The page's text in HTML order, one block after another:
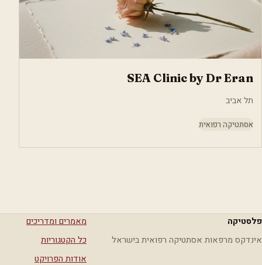
SEA Clinic by Dr Eran
תל אביב
אסתטיקה רפואית
פלסטיקה
אינדקס מרפאות אסתטיקה רפואית בישראל
מאמרים ומדריכים
כל הקטגוריות
אודות הפרויקט